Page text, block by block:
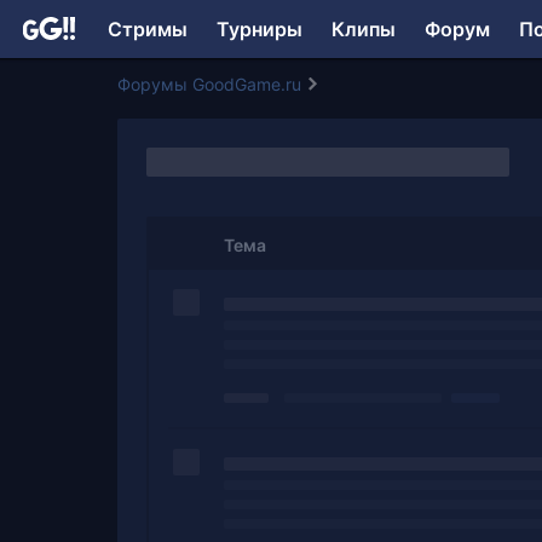
Стримы Турниры Клипы Форум
Форумы GoodGame.ru
Тема